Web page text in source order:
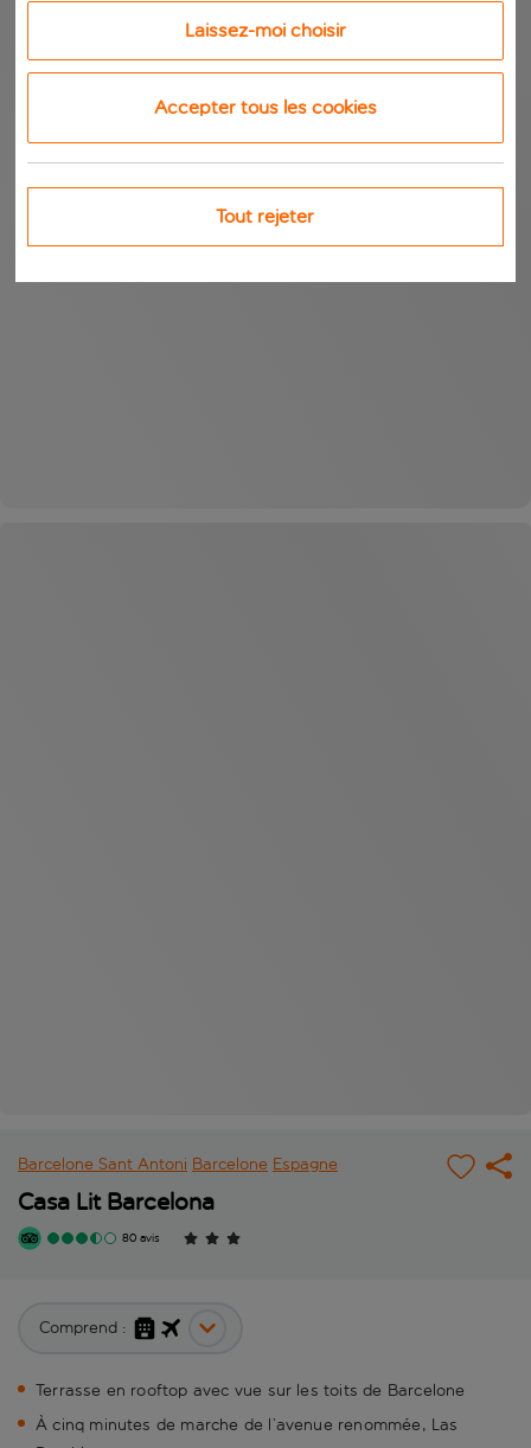
Barcelone Sant Antoni Barcelone Espagne
Casa Lit Barcelona
80 avis
Comprend :
Terrasse en rooftop avec vue sur les toits de Barcelone
À cinq minutes de marche de l’avenue renommée, Las
Laissez-moi choisir
Accepter tous les cookies
Tout rejeter